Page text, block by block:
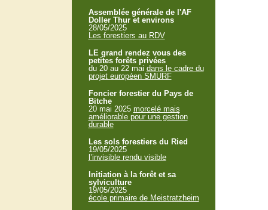
Assemblée générale de l'AF
Doller Thur et environs
28/05/2025
Les forestiers au RDV
LE grand rendez vous des
petites forêts privées
du 20 au 22 mai dans le cadre du
projet européen SMURF
Foncier forestier du Pays de
Bitche
20 mai 2025 morcelé mais
améliorable pour une gestion
durable
Les sols forestiers du Ried
19/05/2025
l’invisible rendu visible
Initiation à la forêt et sa
sylviculture
19/05/2025
école primaire de Meistratzheim